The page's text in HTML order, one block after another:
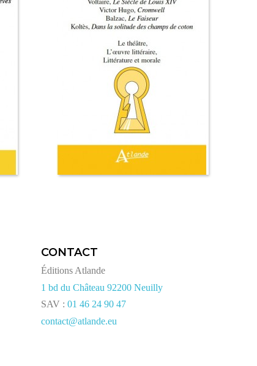
CONTACT
Éditions Atlande
1 bd du Château 92200 Neuilly
SAV :01 46 24 90 47
contact@atlande.eu